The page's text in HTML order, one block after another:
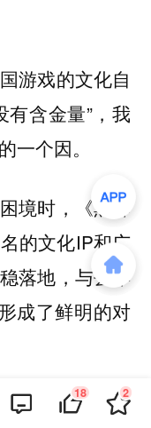
游戏的文化自
有含金量”，我
一个因。
境时，《黑神
的文化IP和广
落地，与去年
成了鲜明的对
18 2